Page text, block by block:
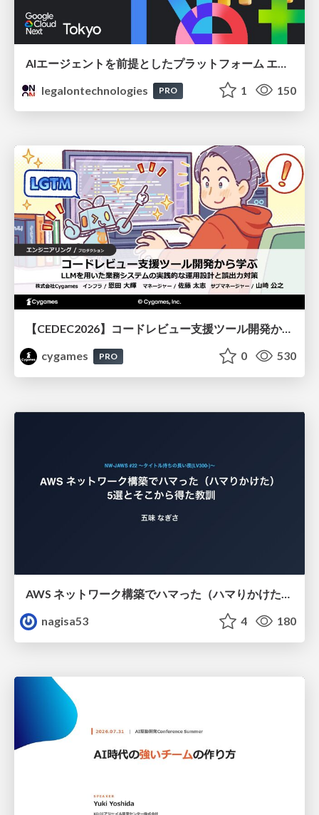
legalontechnologies
PRO 1 150
【CEDEC2026】コードレビュー支援ツール開発から学ぶ：LLMを用いた業務システムの実践的な運用設計と誤出力対策
cygames
PRO 0 530
AWS ネットワーク構築でハマった（ハマりかけた） 5選とそこから得た教訓
nagisa53
4 180